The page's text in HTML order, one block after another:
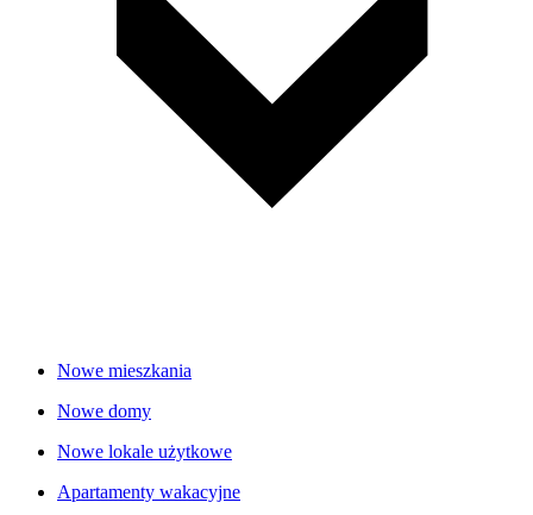
Nowe mieszkania
Nowe domy
Nowe lokale użytkowe
Apartamenty wakacyjne